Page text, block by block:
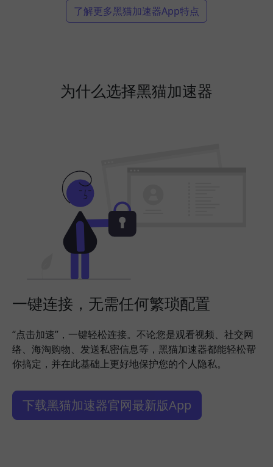
了解更多黑猫加速器App特点
为什么选择黑猫加速器
一键连接，无需任何繁琐配置
“点击加速”，一键轻松连接。不论您是观看视频、社交网
络、海淘购物、发送私密信息等，黑猫加速器都能轻松帮
你搞定，并在此基础上更好地保护您的个人隐私。
下载黑猫加速器官网最新版App